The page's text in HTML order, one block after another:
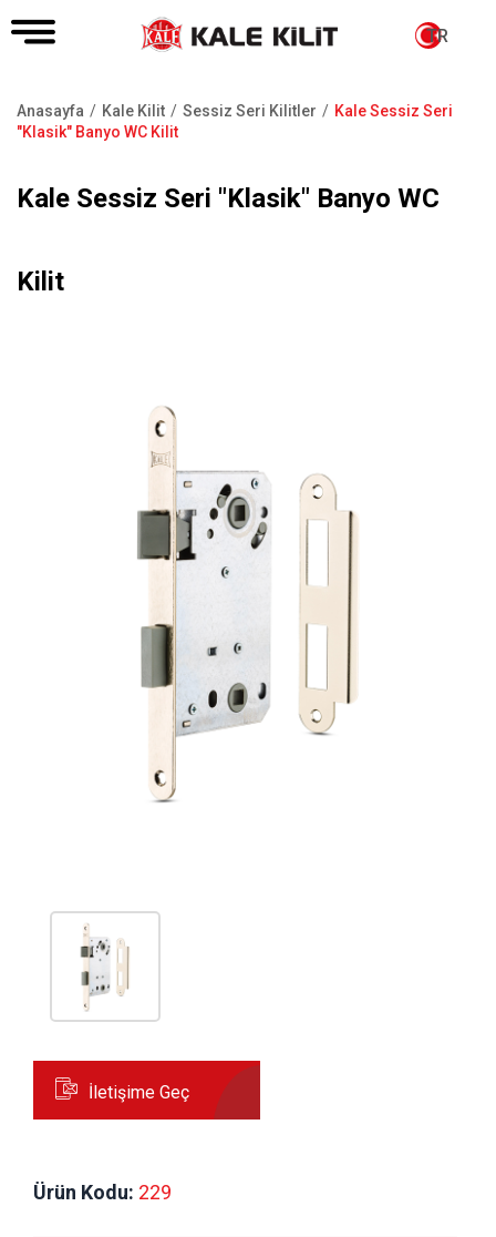
TR
Sayfa
Anasayfa Kale Kilit Sessiz Seri Kilitler
Kale Sessiz Seri
"Klasik" Banyo WC Kilit
Kale Sessiz Seri "Klasik" Banyo WC
Kilit
İletişime Geç
Ürün Kodu: 229